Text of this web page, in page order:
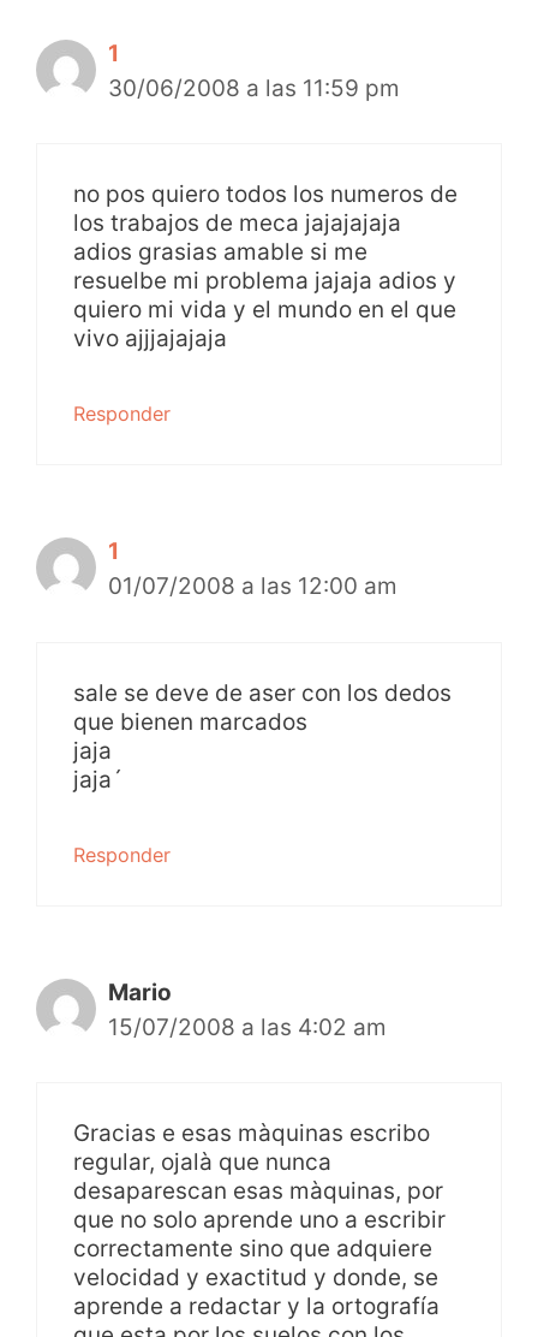
1
30/06/2008 a las 11:59 pm
no pos quiero todos los numeros de
los trabajos de meca jajajajaja
adios grasias amable si me
resuelbe mi problema jajaja adios y
quiero mi vida y el mundo en el que
vivo ajjjajajaja
Responder
1
01/07/2008 a las 12:00 am
sale se deve de aser con los dedos
que bienen marcados
jaja
jaja´
Responder
Mario
15/07/2008 a las 4:02 am
Gracias e esas màquinas escribo
regular, ojalà que nunca
desaparescan esas màquinas, por
que no solo aprende uno a escribir
correctamente sino que adquiere
velocidad y exactitud y donde, se
aprende a redactar y la ortografía